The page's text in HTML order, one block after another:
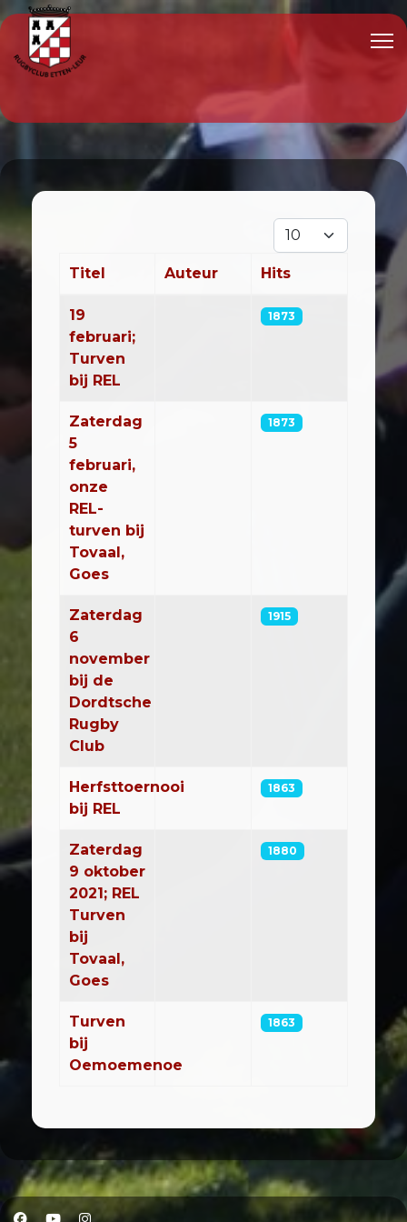
Toon #
Titel Auteur Hits
19
februari;
Turven
bij REL
1873
Zaterdag
5
februari,
onze
REL-
turven bij
Tovaal,
Goes
1873
Zaterdag
6
november
bij de
Dordtsche
Rugby
Club
1915
Herfsttoernooi
bij REL
1863
Zaterdag
9 oktober
2021; REL
Turven
bij
Tovaal,
Goes
1880
Turven
bij
Oemoemenoe
1863